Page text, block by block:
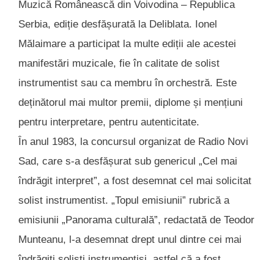
Muzică Românească din Voivodina – Republica
Serbia, ediție desfășurată la Deliblata. Ionel
Mălaimare a participat la multe ediții ale acestei
manifestări muzicale, fie în calitate de solist
instrumentist sau ca membru în orchestră. Este
deținătorul mai multor premii, diplome și mențiuni
pentru interpretare, pentru autenticitate.
În anul 1983, la concursul organizat de Radio Novi
Sad, care s-a desfășurat sub genericul „Cel mai
îndrăgit interpret”, a fost desemnat cel mai solicitat
solist instrumentist. „Topul emisiunii” rubrică a
emisiunii „Panorama culturală”, redactată de Teodor
Munteanu, l-a desemnat drept unul dintre cei mai